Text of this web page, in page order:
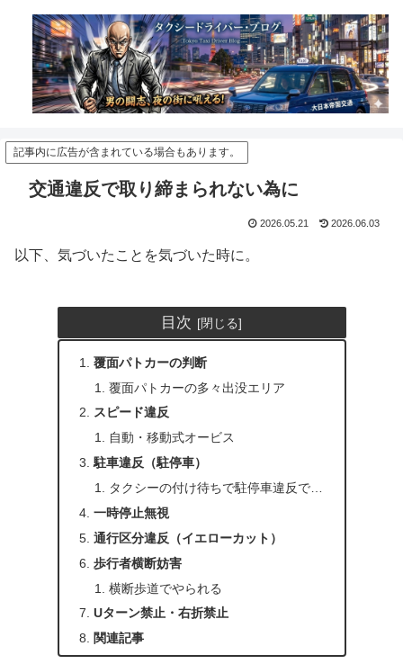
記事内に広告が含まれている場合もあります。
交通違反で取り締まられない為に
2026.05.21 2026.06.03
以下、気づいたことを気づいた時に。
目次
覆面パトカーの判断
覆面パトカーの多々出没エリア
スピード違反
自動・移動式オービス
駐車違反（駐停車）
タクシーの付け待ちで駐停車違反で…
一時停止無視
通行区分違反（イエローカット）
歩行者横断妨害
横断歩道でやられる
Uターン禁止・右折禁止
関連記事